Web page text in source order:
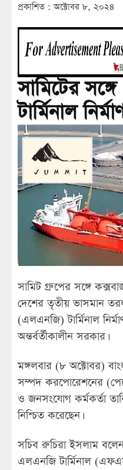
প্রকাশিত :অক্টোবর ৮, ২০২৪
সামিটের
টার্মিনাল
সামিট গ্রুপের সঙ্গে
দেশের তৃতীয় ভাসমান
(এলএনজি) টার্মিনাল
অন্তর্বর্তীকালীন সরকার।
মঙ্গলবার (৮ অক্টোবর)
সম্পদ করপোরেশনের
ও জনসংযোগ কর্মকর্তা
নিশ্চিত করেছেন।
সচিব রুচিরা ইসলাম
এলএনজি টার্মিনাল